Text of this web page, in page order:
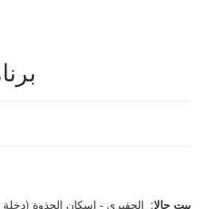
بيت جالا: الحفيري - اسكان الحذوة